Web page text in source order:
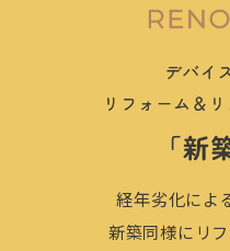
経年劣化によ
新築同様にリ